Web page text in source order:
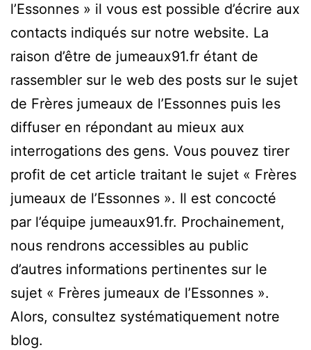
l’Essonnes » il vous est possible d’écrire aux
contacts indiqués sur notre website. La
raison d’être de jumeaux91.fr étant de
rassembler sur le web des posts sur le sujet
de Frères jumeaux de l’Essonnes puis les
diffuser en répondant au mieux aux
interrogations des gens. Vous pouvez tirer
profit de cet article traitant le sujet « Frères
jumeaux de l’Essonnes ». Il est concocté
par l’équipe jumeaux91.fr. Prochainement,
nous rendrons accessibles au public
d’autres informations pertinentes sur le
sujet « Frères jumeaux de l’Essonnes ».
Alors, consultez systématiquement notre
blog.